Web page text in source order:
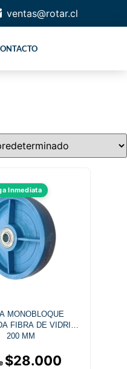
ventas@rotar.cl
Inmediata
MONOBLOQUE
FIBRA DE VIDRIO
200 MM
$28.000